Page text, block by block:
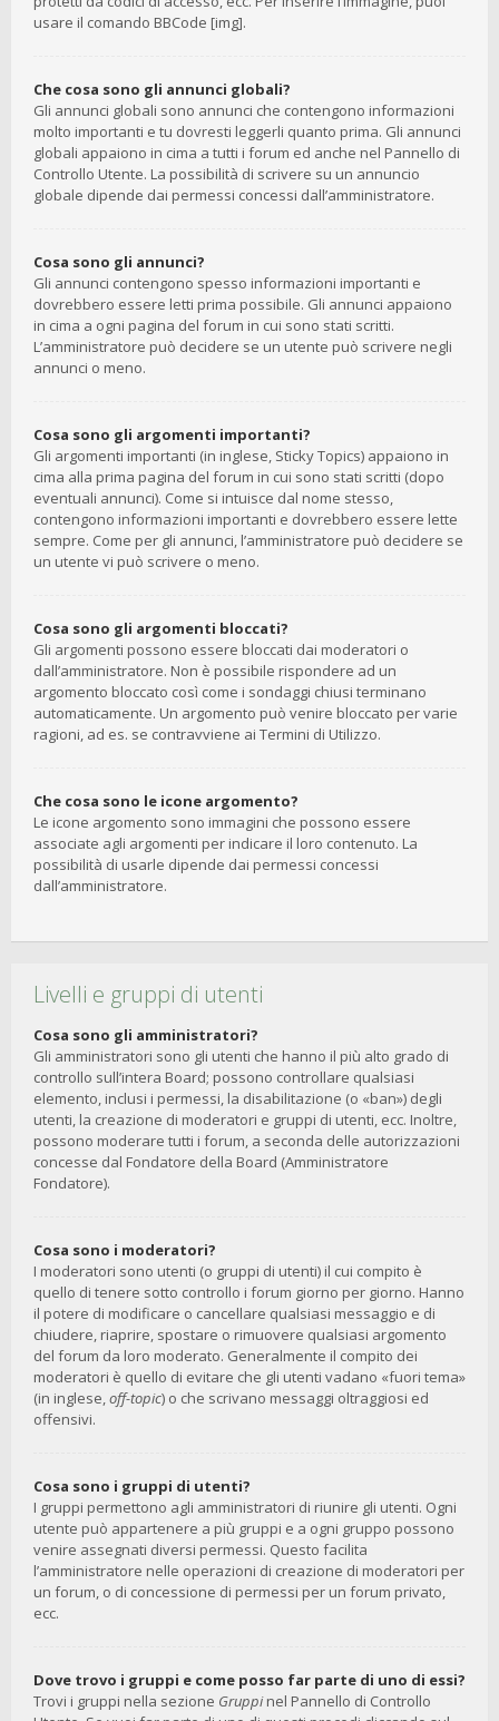
usare il comando BBCode [img].
Che cosa sono gli annunci globali?
Gli annunci globali sono annunci che contengono informazioni
molto importanti e tu dovresti leggerli quanto prima. Gli annunci
globali appaiono in cima a tutti i forum ed anche nel Pannello di
Controllo Utente. La possibilità di scrivere su un annuncio
globale dipende dai permessi concessi dall’amministratore.
Cosa sono gli annunci?
Gli annunci contengono spesso informazioni importanti e
dovrebbero essere letti prima possibile. Gli annunci appaiono
in cima a ogni pagina del forum in cui sono stati scritti.
L’amministratore può decidere se un utente può scrivere negli
annunci o meno.
Cosa sono gli argomenti importanti?
Gli argomenti importanti (in inglese, Sticky Topics) appaiono in
cima alla prima pagina del forum in cui sono stati scritti (dopo
eventuali annunci). Come si intuisce dal nome stesso,
contengono informazioni importanti e dovrebbero essere lette
sempre. Come per gli annunci, l’amministratore può decidere se
un utente vi può scrivere o meno.
Cosa sono gli argomenti bloccati?
Gli argomenti possono essere bloccati dai moderatori o
dall’amministratore. Non è possibile rispondere ad un
argomento bloccato così come i sondaggi chiusi terminano
automaticamente. Un argomento può venire bloccato per varie
ragioni, ad es. se contravviene ai Termini di Utilizzo.
Che cosa sono le icone argomento?
Le icone argomento sono immagini che possono essere
associate agli argomenti per indicare il loro contenuto. La
possibilità di usarle dipende dai permessi concessi
dall’amministratore.
Livelli e gruppi di utenti
Cosa sono gli amministratori?
Gli amministratori sono gli utenti che hanno il più alto grado di
controllo sull’intera Board; possono controllare qualsiasi
elemento, inclusi i permessi, la disabilitazione (o «ban») degli
utenti, la creazione di moderatori e gruppi di utenti, ecc. Inoltre,
possono moderare tutti i forum, a seconda delle autorizzazioni
concesse dal Fondatore della Board (Amministratore
Fondatore).
Cosa sono i moderatori?
I moderatori sono utenti (o gruppi di utenti) il cui compito è
quello di tenere sotto controllo i forum giorno per giorno. Hanno
il potere di modificare o cancellare qualsiasi messaggio e di
chiudere, riaprire, spostare o rimuovere qualsiasi argomento
del forum da loro moderato. Generalmente il compito dei
moderatori è quello di evitare che gli utenti vadano «fuori tema»
(in inglese,off-topic) o che scrivano messaggi oltraggiosi ed
offensivi.
Cosa sono i gruppi di utenti?
I gruppi permettono agli amministratori di riunire gli utenti. Ogni
utente può appartenere a più gruppi e a ogni gruppo possono
venire assegnati diversi permessi. Questo facilita
l’amministratore nelle operazioni di creazione di moderatori per
un forum, o di concessione di permessi per un forum privato,
ecc.
Dove trovo i gruppi e come posso far parte di uno di essi?
Trovi i gruppi nella sezione Gruppinel Pannello di Controllo